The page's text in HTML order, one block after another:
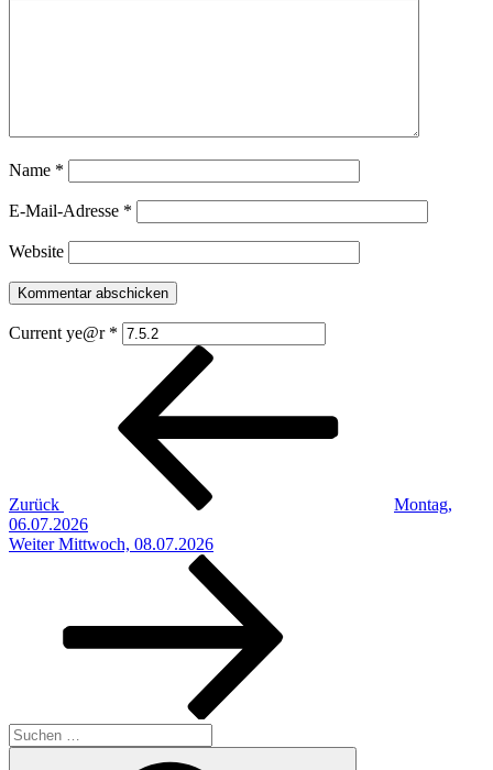
Name *
E-Mail-Adresse *
Website
Current ye@r *
Beitragsnavigation
Zurück
Montag,
06.07.2026
Nächster
Weiter Mittwoch, 08.07.2026
Suchen
nach: